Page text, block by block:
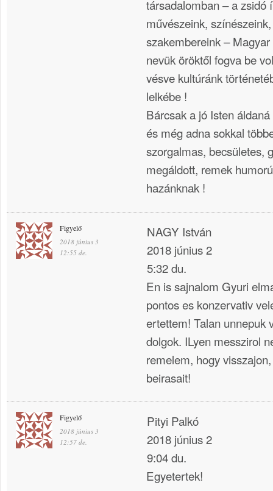
társadalomban – a zsidó
művészeink,
szakembereink –
nevük öröktől fogva be
vésve kultúránk
lelkébe !
Bárcsak a jó Isten
és még adna sokkal
szorgalmas, becsületes,
megáldott, remek
hazánknak !
Figyelő
2018 június 3
12:55 de.
NAGY István
2018 június 2
5:32 du.
En is sajnalom Gyuri
pontos es konzervativ
ertettem! Talan unnepuk
dolgok. ILyen messzirol
remelem, hogy
beirasait!
Figyelő
2018 június 3
12:57 de.
Pityi Palkó
2018 június 2
9:04 du.
Egyetertek!